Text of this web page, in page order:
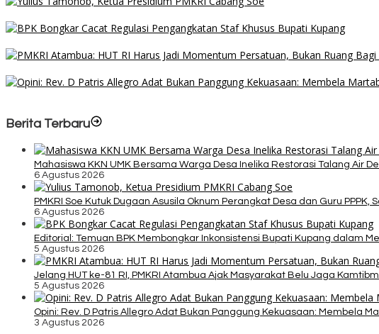
Berita Terbaru
Mahasiswa KKN UMK Bersama Warga Desa Inelika Restorasi Talang Air
6 Agustus 2026
PMKRI Soe Kutuk Dugaan Asusila Oknum Perangkat Desa dan Guru
6 Agustus 2026
Editorial: Temuan BPK Membongkar Inkonsistensi Bupati Kupang dalam
5 Agustus 2026
Jelang HUT ke-81 RI, PMKRI Atambua Ajak Masyarakat Belu Jaga
5 Agustus 2026
Opini: Rev. D Patris Allegro Adat Bukan Panggung Kekuasaan: Membela
3 Agustus 2026